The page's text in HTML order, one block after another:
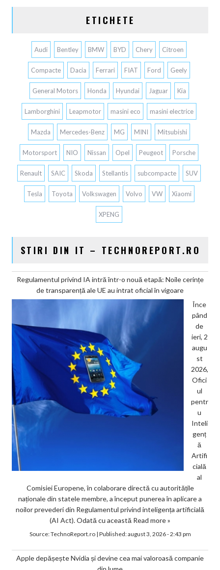
ETICHETE
Audi Bentley BMW BYD Chery Citroen
Compacte Dacia Ferrari FIAT Ford Geely
General Motors Honda Hyundai Jaguar Kia
Lamborghini Leapmotor masini eco masini electrice
Mazda Mercedes-Benz MG MINI Mitsubishi
Motorsport NIO Nissan Opel Peugeot Porsche
Renault SAIC Skoda Stellantis subcompacte SUV
Tesla Toyota Volkswagen Volvo VW Xiaomi
XPENG
STIRI DIN IT – TECHNOREPORT.RO
Regulamentul privind IA intră într-o nouă etapă: Noile cerințe
de transparență ale UE au intrat oficial în vigoare
Înce
pând
de
ieri, 2
augu
st
2026,
Ofici
ul
pentr
u
Inteli
genț
ă
Artifi
cială
al
Comisiei Europene, în colaborare directă cu autoritățile
naționale din statele membre, a început punerea în aplicare a
noilor prevederi din Regulamentul privind inteligența artificială
(AI Act). Odată cu această Read more »
Source:TechnoReport.ro| Published:august 3, 2026 - 2:43 pm
Apple depășește Nvidia și devine cea mai valoroasă companie